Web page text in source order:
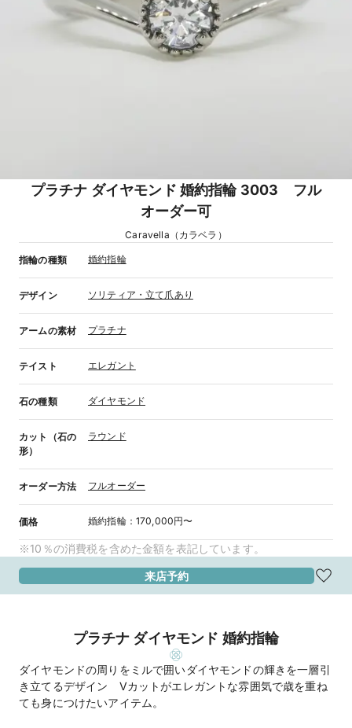
プラチナ ダイヤモンド 婚約指輪 3003 フル
オーダー可
Caravella（カラベラ）
指輪の種類 婚約指輪
デザイン ソリティア・立て爪あり
アームの素材 プラチナ
テイスト エレガント
石の種類 ダイヤモンド
カット（石の
形）
ラウンド
オーダー方法 フルオーダー
価格 婚約指輪： 170,000円〜
※10％の消費税を含めた金額を表記しています。
来店予約
プラチナ ダイヤモンド 婚約指輪
ダイヤモンドの周りをミルで囲いダイヤモンドの輝きを一層引
き立てるデザイン Vカットがエレガントな雰囲気で歳を重ね
ても身につけたいアイテム。